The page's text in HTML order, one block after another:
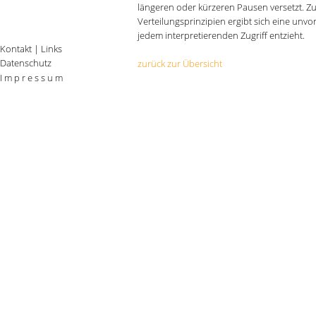
längeren oder kürzeren Pausen versetzt.
Verteilungsprinzipien ergibt sich eine
jedem interpretierenden Zugriff entzieht.
zurück zur Übersicht
Kontakt | Links
Datenschutz
I m p r e s s u m